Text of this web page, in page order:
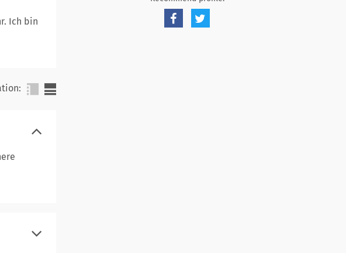
Ich bin